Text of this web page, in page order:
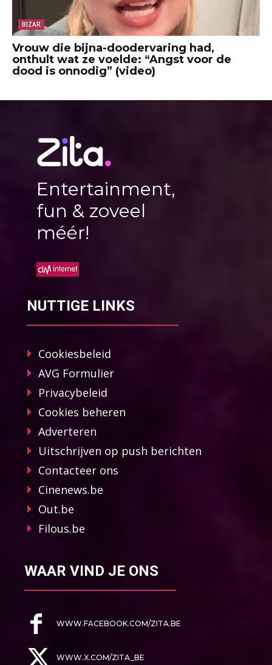
BIZAR
Vrouw die bijna-doodervaring had,
onthult wat ze voelde: “Angst voor de
dood is onnodig” (video)
Entertainment,
fun & zoveel
méér!
NUTTIGE LINKS
Cookiesbeleid
AVG Formulier
Privacybeleid
Cookies beheren
Adverteren
Uitschrijven op push berichten
Contacteer ons
Cinenews.be
Out.be
Filous.be
WAAR VIND JE ONS
WWW.FACEBOOK.COM/ZITA.BE
WWW.X.COM/ZITA_BE